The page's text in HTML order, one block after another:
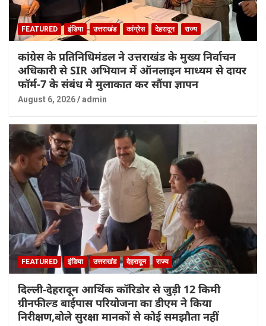
FEATURED इंडिया उत्तराखंड कांग्रेस देहरादून राज्य
कांग्रेस के प्रतिनिधिमंडल ने उत्तराखंड के मुख्य निर्वाचन
अधिकारी से SIR अभियान में ऑनलाइन माध्यम से दायर
फॉर्म-7 के संबंध मे मुलाकात कर सौंपा ज्ञापन
August 6, 2026 admin
FEATURED इंडिया उत्तराखंड देहरादून राज्य
दिल्ली-देहरादून आर्थिक कॉरिडोर से जुड़ी 12 किमी
ग्रीनफील्ड बाईपास परियोजना का डीएम ने किया
निरीक्षण,बोले सुरक्षा मानकों से कोई समझौता नहीं